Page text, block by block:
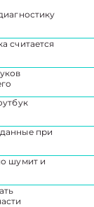
считается
при
шумит и